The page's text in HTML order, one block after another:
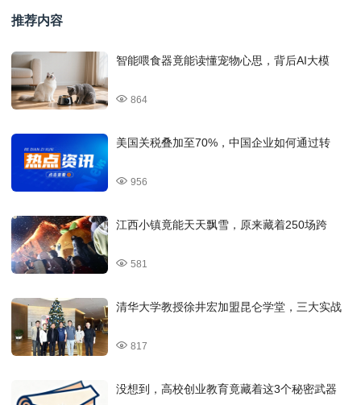
推荐内容
智能喂食器竟能读懂宠物心思，背后AI大模
864
美国关税叠加至70%，中国企业如何通过转
956
江西小镇竟能天天飘雪，原来藏着250场跨
581
清华大学教授徐井宏加盟昆仑学堂，三大实战
817
没想到，高校创业教育竟藏着这3个秘密武器